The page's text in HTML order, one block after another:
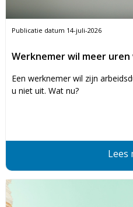
Publicatie datum 14-juli-2026
Werknemer wil meer uren
Een werknemer wil zijn
u niet uit. Wat nu?
Lees